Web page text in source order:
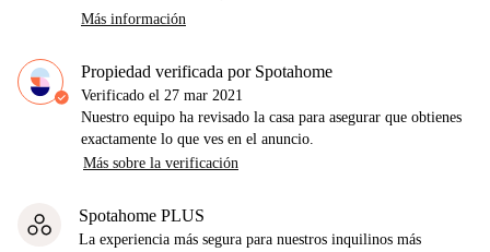
Más información
Propiedad verificada por Spotahome
Verificado el 27 mar 2021
Nuestro equipo ha revisado la casa para asegurar que obtienes
exactamente lo que ves en el anuncio.
Más sobre la verificación
Spotahome PLUS
La experiencia más segura para nuestros inquilinos más